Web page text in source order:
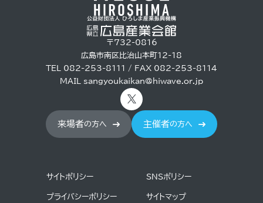
〒732-0816
広島市南区比治山本町12-18
TEL 082-253-8111 / FAX 082-253-8114
MAIL sangyoukaikan@hiwave.or.jp
来場者の方へ 主催者の方へ
サイトポリシー SNSポリシー
プライバシーポリシー サイトマップ